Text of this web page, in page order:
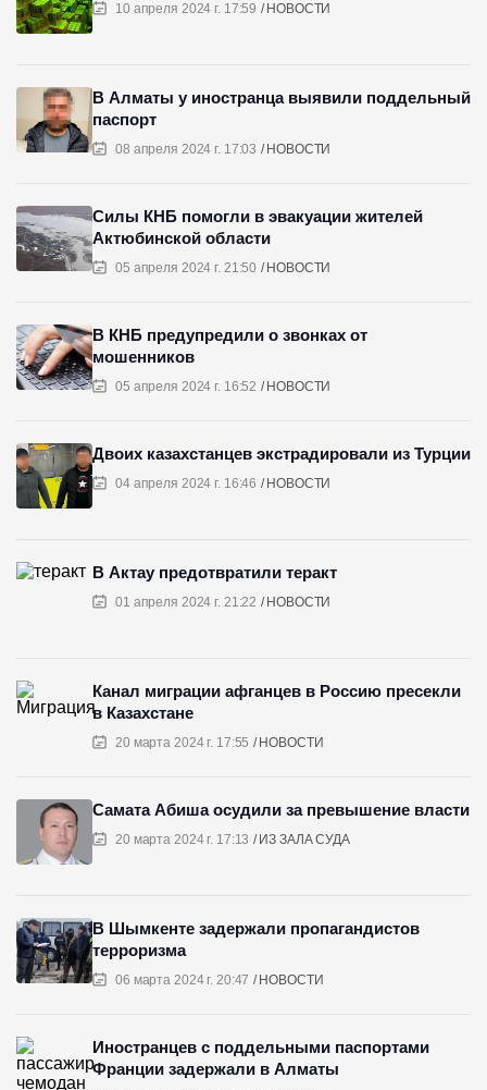
10 апреля 2024 г. 17:59 НОВОСТИ
08 апреля 2024 г. 17:03 НОВОСТИ
В Алматы у иностранца выявили поддельный
паспорт
05 апреля 2024 г. 21:50 НОВОСТИ
Силы КНБ помогли в эвакуации жителей
Актюбинской области
05 апреля 2024 г. 16:52 НОВОСТИ
В КНБ предупредили о звонках от
мошенников
04 апреля 2024 г. 16:46 НОВОСТИ
Двоих казахстанцев экстрадировали из Турции
01 апреля 2024 г. 21:22 НОВОСТИ
В Актау предотвратили теракт
20 марта 2024 г. 17:55 НОВОСТИ
Канал миграции афганцев в Россию пресекли
в Казахстане
20 марта 2024 г. 17:13 ИЗ ЗАЛА СУДА
Самата Абиша осудили за превышение власти
06 марта 2024 г. 20:47 НОВОСТИ
В Шымкенте задержали пропагандистов
терроризма
Иностранцев с поддельными паспортами
Франции задержали в Алматы